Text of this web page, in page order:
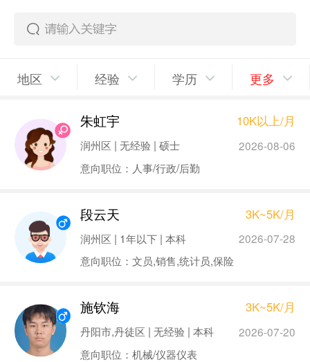
地区 经验 学历 更多
朱虹宇 10K以上/月
润州区 | 无经验 | 硕士
2026-08-06
意向职位：人事/行政/后勤
段云天 3K~5K/月
润州区 | 1年以下 | 本科
2026-07-28
意向职位：文员,销售,统计员,保险
施钦海 3K~5K/月
丹阳市,丹徒区 | 无经验 | 本科
2026-07-20
意向职位：机械/仪器仪表